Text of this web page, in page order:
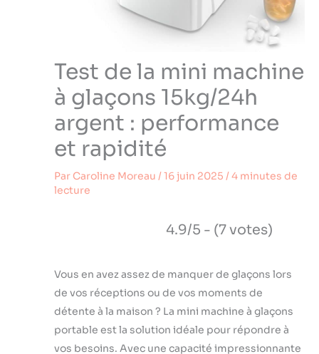
Test de la mini machine
à glaçons 15kg/24h
argent : performance
et rapidité
Par Caroline Moreau /16 juin 2025 /4 minutes de
lecture
4.9/5 - (7 votes)
Vous en avez assez de manquer de glaçons lors
de vos réceptions ou de vos moments de
détente à la maison ? La mini machine à glaçons
portable est la solution idéale pour répondre à
vos besoins. Avec une capacité impressionnante